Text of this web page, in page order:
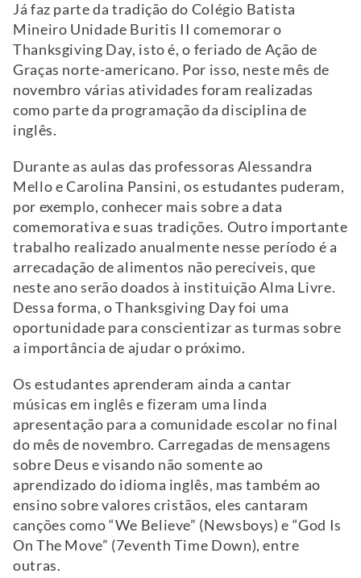
Já faz parte da tradição do Colégio Batista
Mineiro Unidade Buritis II comemorar o
Thanksgiving Day, isto é, o feriado de Ação de
Graças norte-americano. Por isso, neste mês de
novembro várias atividades foram realizadas
como parte da programação da disciplina de
inglês.
Durante as aulas das professoras Alessandra
Mello e Carolina Pansini, os estudantes puderam,
por exemplo, conhecer mais sobre a data
comemorativa e suas tradições. Outro importante
trabalho realizado anualmente nesse período é a
arrecadação de alimentos não perecíveis, que
neste ano serão doados à instituição Alma Livre.
Dessa forma, o Thanksgiving Day foi uma
oportunidade para conscientizar as turmas sobre
a importância de ajudar o próximo.
Os estudantes aprenderam ainda a cantar
músicas em inglês e fizeram uma linda
apresentação para a comunidade escolar no final
do mês de novembro. Carregadas de mensagens
sobre Deus e visando não somente ao
aprendizado do idioma inglês, mas também ao
ensino sobre valores cristãos, eles cantaram
canções como “We Believe” (Newsboys) e “God Is
On The Move” (7eventh Time Down), entre
outras.